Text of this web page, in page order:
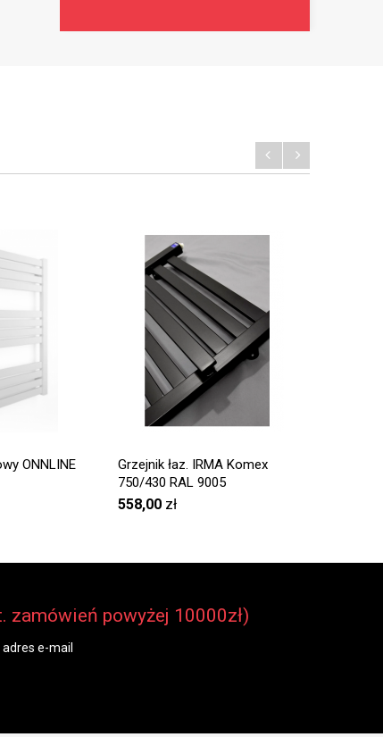
ONNLINE
Grzejnik łaz. IRMA Komex
750/430 RAL 9005
558,00 zł
zamówień powyżej 10000zł)
e-mail